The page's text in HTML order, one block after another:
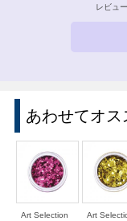
レビュ
あわせてオス
Art Selection
Art